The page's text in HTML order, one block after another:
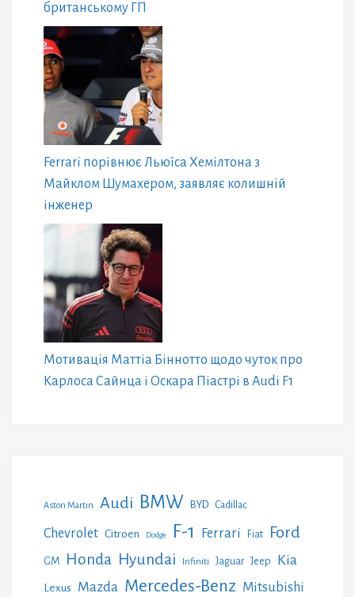
британському ГП
Ferrari порівнює Льюїса Хемілтона з
Майклом Шумахером, заявляє колишній
інженер
Мотивація Маттіа Біннотто щодо чуток про
Карлоса Сайнца і Оскара Піастрі в Audi F1
Aston Martin Audi BMW BYD Cadillac
Chevrolet Citroen Dodge F-1 Ferrari Fiat Ford
GM Honda Hyundai Infiniti Jaguar Jeep Kia
Lexus Mazda Mercedes-Benz Mitsubishi